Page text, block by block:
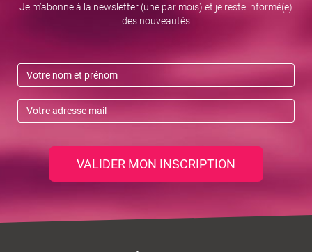
Je m’abonne à la newsletter (une par mois) et je reste informé(e)
des nouveautés
VALIDER MON INSCRIPTION